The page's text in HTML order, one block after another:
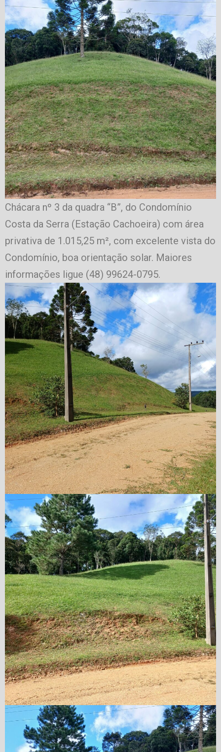
Chácara nº 3 da quadra “B”, do Condomínio
Costa da Serra (Estação Cachoeira) com área
privativa de 1.015,25 m², com excelente vista do
Condomínio, boa orientação solar. Maiores
informações ligue (48) 99624-0795.